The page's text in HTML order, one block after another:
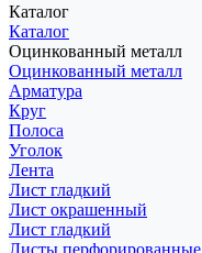
Каталог
Каталог
Оцинкованный металл
Оцинкованный металл
Арматура
Круг
Полоса
Уголок
Лента
Лист гладкий
Лист окрашенный
Лист гладкий
Листы перфорированные